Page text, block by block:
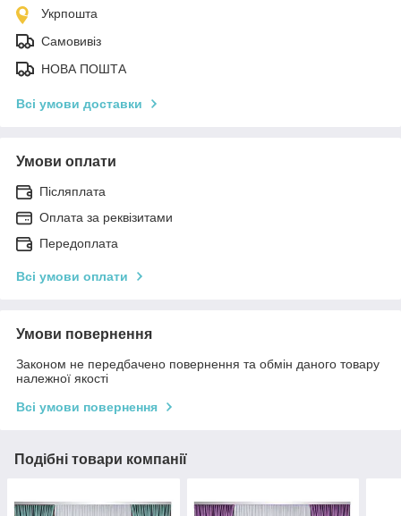
Укрпошта
Самовивіз
НОВА ПОШТА
Всі умови доставки
Умови оплати
Післяплата
Оплата за реквізитами
Передоплата
Всі умови оплати
Умови повернення
Законом не передбачено повернення та обмін даного товару
належної якості
Всі умови повернення
Подібні товари компанії